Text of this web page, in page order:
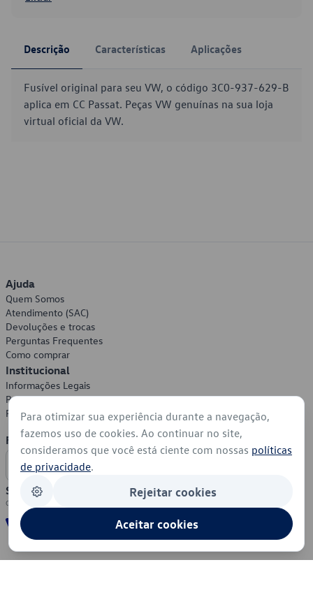
Descrição Características Aplicações
Fusível original para seu VW, o código 3C0-937-629-B
aplica em CC Passat. Peças VW genuínas na sua loja
virtual oficial da VW.
Ajuda
Quem Somos
Atendimento (SAC)
Devoluções e trocas
Perguntas Frequentes
Como comprar
Institucional
Informações Legais
Política de Privacidade
Política de Cookies
Formas de Pagamento
Segurança
Para otimizar sua experiência durante a navegação,
fazemos uso de cookies. Ao continuar no site,
consideramos que você está ciente com nossas políticas
de privacidade.
Rejeitar cookies
Aceitar cookies